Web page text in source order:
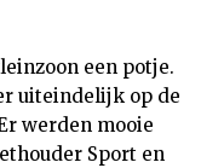
een potje.
uiteindelijk op de
werden mooie
Sport en